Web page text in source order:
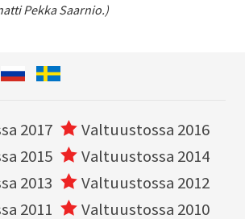
Pekka Saarnio.)
2017
Valtuustossa 2016
2015
Valtuustossa 2014
2013
Valtuustossa 2012
2011
Valtuustossa 2010